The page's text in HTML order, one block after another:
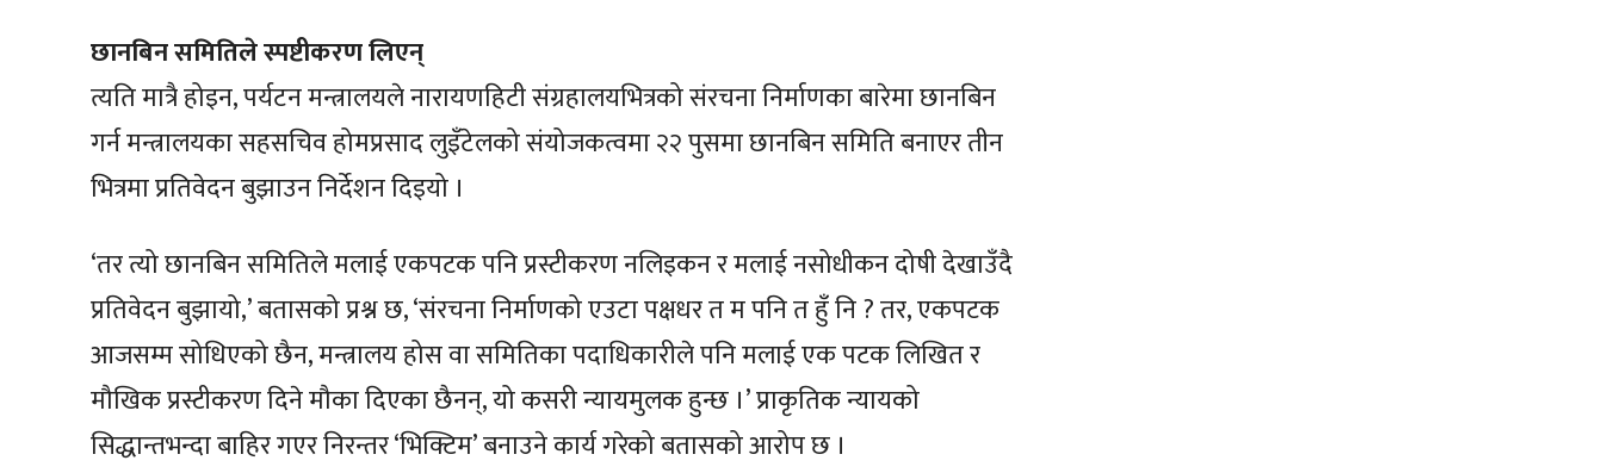
छानबिन समितिले स्पष्टीकरण लिएन्
त्यति मात्रै होइन, पर्यटन मन्त्रालयले नारायणहिटी संग्रहालयभित्रको संरचना निर्माणका बारेमा छानबिन
गर्न मन्त्रालयका सहसचिव होमप्रसाद लुइँटेलको संयोजकत्वमा २२ पुसमा छानबिन समिति बनाएर तीन
भित्रमा प्रतिवेदन बुझाउन निर्देशन दिइयो ।
‘तर त्यो छानबिन समितिले मलाई एकपटक पनि प्रस्टीकरण नलिइकन र मलाई नसोधीकन दोषी देखाउँदै
प्रतिवेदन बुझायो,’ बतासको प्रश्न छ, ‘संरचना निर्माणको एउटा पक्षधर त म पनि त हुँ नि ? तर, एकपटक
आजसम्म सोधिएको छैन, मन्त्रालय होस वा समितिका पदाधिकारीले पनि मलाई एक पटक लिखित र
मौखिक प्रस्टीकरण दिने मौका दिएका छैनन्, यो कसरी न्यायमुलक हुन्छ ।’ प्राकृतिक न्यायको
सिद्धान्तभन्दा बाहिर गएर निरन्तर ‘भिक्टिम’ बनाउने कार्य गरेको बतासको आरोप छ ।